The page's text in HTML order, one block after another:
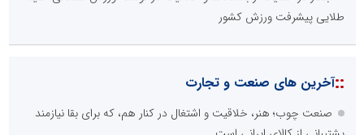
طلایی پیشرفت ورزش کشور
::آخرین های صنعت و تجارت
صنعت چوب؛ هنر، خلاقیت و اشتغال در کنار هم، که برای بقا نیازمند